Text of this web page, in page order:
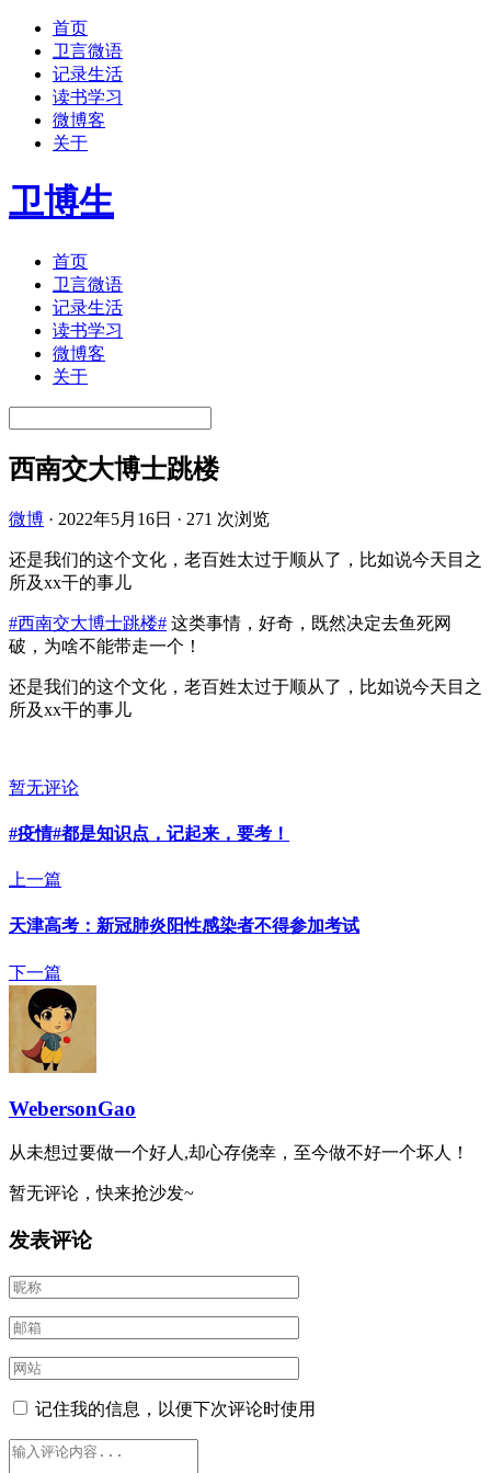
首页
卫言微语
记录生活
读书学习
微博客
关于
卫博生
首页
卫言微语
记录生活
读书学习
微博客
关于
西南交大博士跳楼
微博 · 2022年5月16日 · 271 次浏览
还是我们的这个文化，老百姓太过于顺从了，比如说今天目之
所及xx干的事儿
#西南交大博士跳楼# 这类事情，好奇，既然决定去鱼死网
破，为啥不能带走一个！
还是我们的这个文化，老百姓太过于顺从了，比如说今天目之
所及xx干的事儿
暂无评论
#疫情#都是知识点，记起来，要考！
上一篇
天津高考：新冠肺炎阳性感染者不得参加考试
下一篇
WebersonGao
从未想过要做一个好人,却心存侥幸，至今做不好一个坏人！
暂无评论，快来抢沙发~
发表评论
记住我的信息，以便下次评论时使用